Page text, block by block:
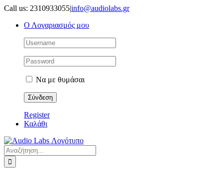
Μετάβαση
περιεχόμενο
Call us: 2310933055|info@audiolabs.gr
Ο Λογαριασμός μου
Να με θυμάσαι
Register
Καλάθι
Αναζήτηση
για: